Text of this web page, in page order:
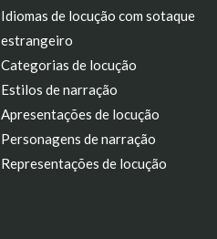
Idiomas de locução com sotaque
estrangeiro
Categorias de locução
Estilos de narração
Apresentações de locução
Personagens de narração
Representações de locução